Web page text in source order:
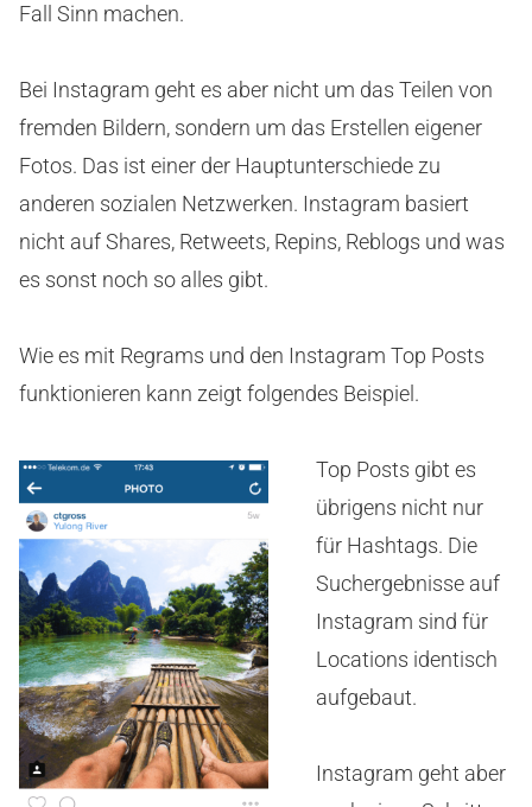
Fall Sinn machen.
Bei Instagram geht es aber nicht um das Teilen von
fremden Bildern, sondern um das Erstellen eigener
Fotos. Das ist einer der Hauptunterschiede zu
anderen sozialen Netzwerken. Instagram basiert
nicht auf Shares, Retweets, Repins, Reblogs und was
es sonst noch so alles gibt.
Wie es mit Regrams und den Instagram Top Posts
funktionieren kann zeigt folgendes Beispiel.
Top Posts gibt es
übrigens nicht nur
für Hashtags. Die
Suchergebnisse auf
Instagram sind für
Locations identisch
aufgebaut.
Instagram geht aber